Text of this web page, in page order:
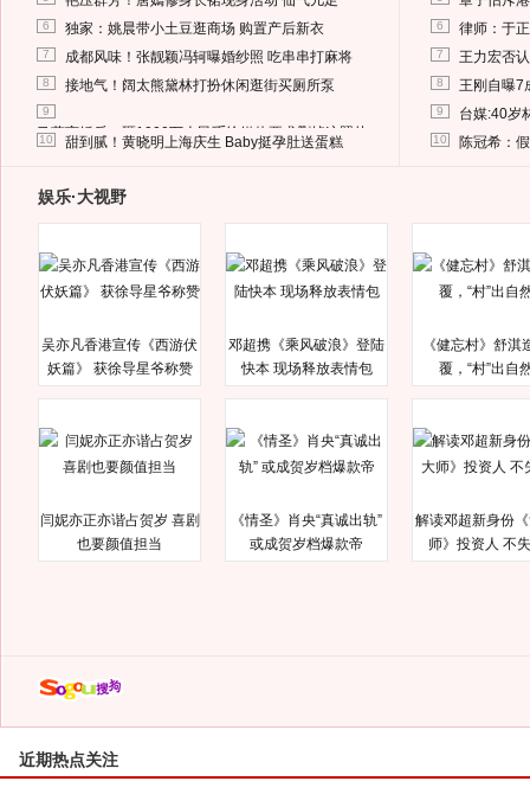
6 独家：姚晨带小土豆逛商场 购置产后新衣
7 成都风味！张靓颖冯轲曝婚纱照 吃串串打麻将
8 接地气！阔太熊黛林打扮休闲逛街买厕所泵
9
马蓉离婚后，砸1000万人民币给媒体要求删掉这照片
10 甜到腻！黄晓明上海庆生 Baby挺孕肚送蛋糕
6 律师：于
7 王力宏否
8 王刚自曝7
9 台媒:40岁
10 陈冠希：
娱乐·大视野
吴亦凡香港宣传《西游伏
妖篇》 获徐导星爷称赞
邓超携《乘风破浪》登陆
快本 现场释放表情包
《健忘村》舒淇
覆，“村”出自
闫妮亦正亦谐占贺岁 喜剧
也要颜值担当
《情圣》肖央“真诚出轨”
或成贺岁档爆款帝
解读邓超新身份
师》投资人 不
近期热点关注